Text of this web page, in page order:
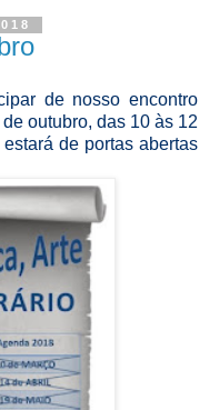
de nosso encontro
outubro, das 10 às 12
de portas abertas